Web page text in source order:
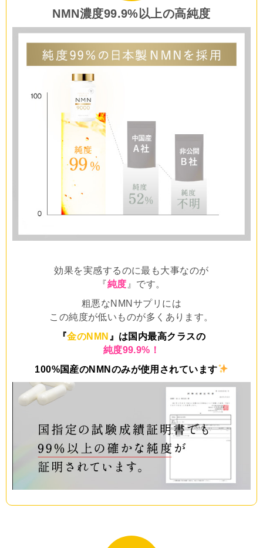
NMN濃度99.9%以上の高純度
効果を実感するのに最も大事なのが
『純度 』です。
粗悪なNMNサプリには
この純度が低いものが多くあります。
『金のNMN 』は国内最高クラスの
純度99.9%！
100%国産のNMNのみが使用されています